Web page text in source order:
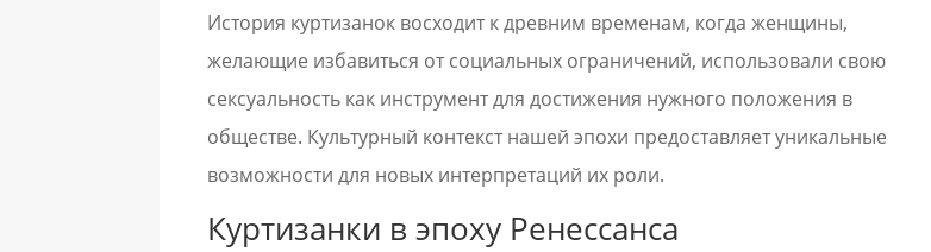
История куртизанок восходит к древним временам, когда женщины,
желающие избавиться от социальных ограничений, использовали свою
сексуальность как инструмент для достижения нужного положения в
обществе. Культурный контекст нашей эпохи предоставляет уникальные
возможности для новых интерпретаций их роли.
Куртизанки в эпоху Ренессанса